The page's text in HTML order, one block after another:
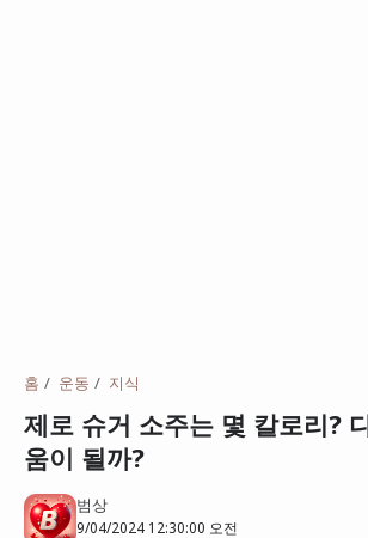
홈 운동 지식
제로 슈거 소주는 몇 칼로리?
움이 될까?
범상
9/04/2024 12:30:00 오전